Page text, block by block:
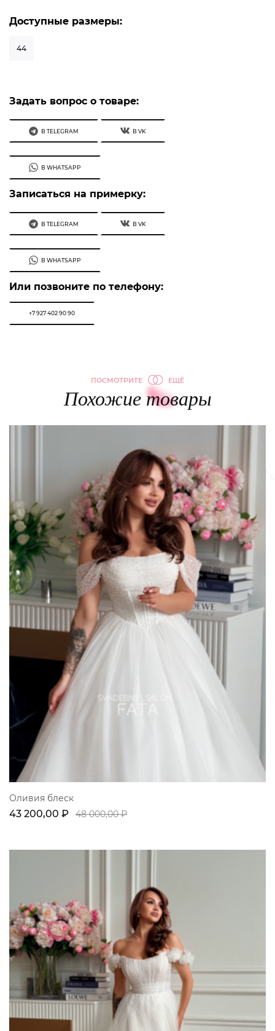
Доступные размеры:
44
Задать вопрос о товаре:
В TELEGRAM В VK
В WHATSAPP
Записаться на примерку:
В TELEGRAM В VK
В WHATSAPP
Или позвоните по телефону:
+7 927 402 90 90
ПОСМОТРИТЕ ЕЩЁ
Похожие товары
Оливия блеск
43 200,00 ₽ 48 000,00 ₽